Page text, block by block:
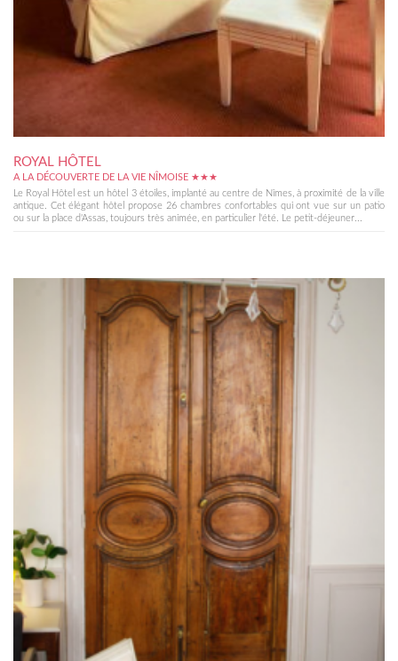
ROYAL HÔTEL
A LA DÉCOUVERTE DE LA VIE NÎMOISE ★★★
Le Royal Hôtel est un hôtel 3 étoiles, implanté au centre de Nîmes, à proximité de la ville
antique. Cet élégant hôtel propose 26 chambres confortables qui ont vue sur un patio
ou sur la place d'Assas, toujours très animée, en particulier l'été. Le petit-déjeuner...